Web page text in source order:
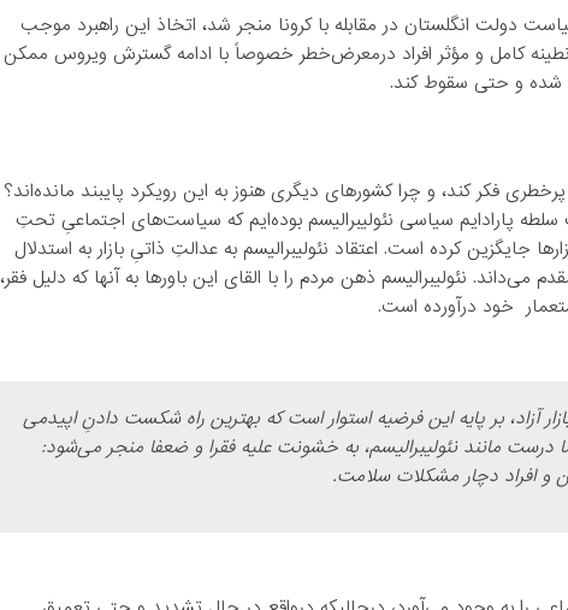
دولت انگلستان در مقابله با کرونا منجر شد، اتخاذ این راهبرد موجب
قرنطینه کامل و مؤثر افراد درمعرض‌خطر خصوصاً با ادامه گسترش ویروس ممکن
شده و حتی سقوط کند.
فکر کند، و چرا کشورهای دیگری هنوز به این رویکرد پایبند مانده‌اند؟
از دهه ۱۹۸۰ تا کنون، ما تحت سلطه پارادایم سیاسی نئولیبرالیسم بوده‌ایم که سیاست‌های اجتماعیِ تحتِ
جایگزین کرده است. اعتقاد نئولیبرالیسم به عدالتِ ذاتیِ بازار به استدلال
نئولیبرالیسم ذهن مردم را با القای این باورها به آنها که دلیل فقر،
خود درآورده است.
آزاد، بر پایه این فرضیه استوار است که بهترین راه شکست دادنِ اپیدمی
مانند نئولیبرالیسم، به خشونت علیه فقرا و ضعفا منجر می‌شود:
و افراد دچار مشکلات سلامت.